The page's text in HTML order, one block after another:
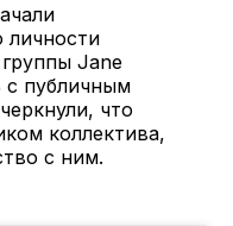
личности
Jane
с публичным
что
коллектива,
с ним.